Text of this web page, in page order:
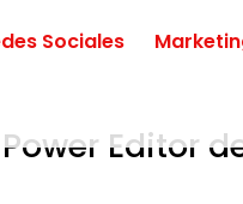
Sociales
Editor